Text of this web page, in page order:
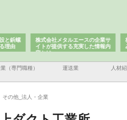
と鋲螺
理由
株式会社メタルエースの企業サ
イトが提供する充実した情報内
容とは
（専門職種） 運送業 人材
その他_法人・企業